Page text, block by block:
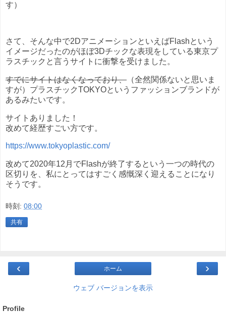
す）
さて、そんな中で2DアニメーションといえばFlashという
イメージだったのがほぼ3Dチックな表現をしている東京プ
ラスチックと言うサイトに衝撃を受けました。
すでにサイトはなくなっており、 （全然関係ないと思いま
すが）プラスチックTOKYOというファッションブランドが
あるみたいです。
サイトありました！
改めて経歴すごい方です。
https://www.tokyoplastic.com/
改めて2020年12月でFlashが終了するという一つの時代の
区切りを、私にとってはすごく感慨深く迎えることになり
そうです。
時刻: 08:00
共有
‹ ›
ホーム
ウェブ バージョンを表示
Profile